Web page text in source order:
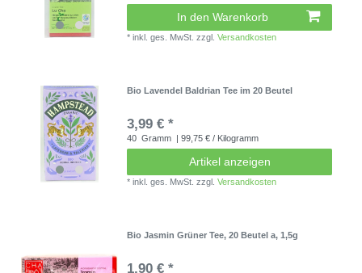
In den Warenkorb
*inkl. ges. MwSt. zzgl.Versandkosten
Bio Lavendel Baldrian Tee im 20 Beutel
3,99 € *
40 Gramm | 99,75 € / Kilogramm
Artikel anzeigen
*inkl. ges. MwSt. zzgl.Versandkosten
Bio Jasmin Grüner Tee, 20 Beutel a, 1,5g
1,90 € *